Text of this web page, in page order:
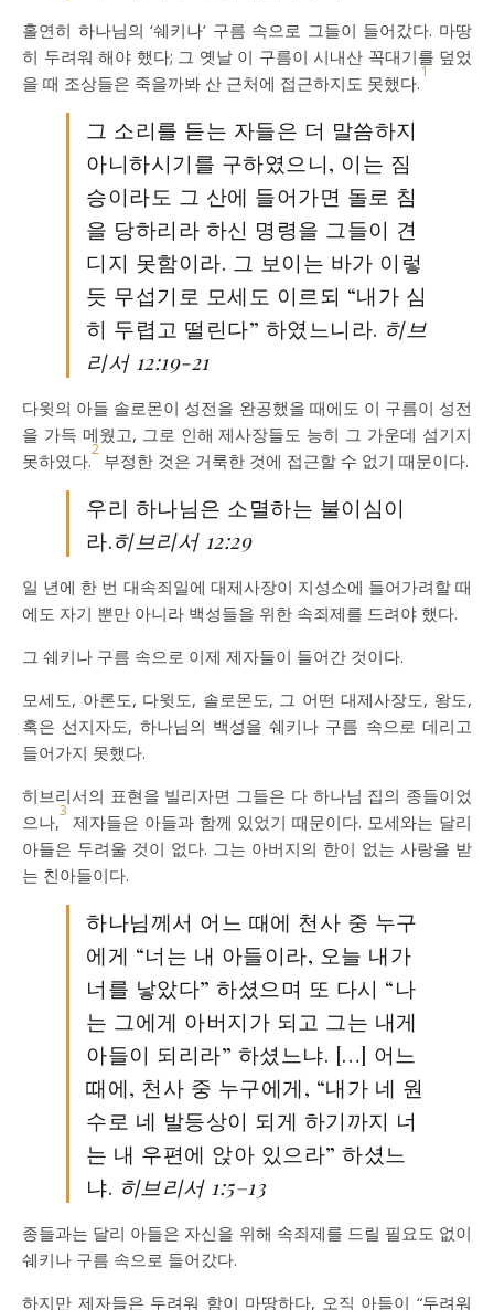
홀연히 하나님의 ‘쉐키나’ 구름 속으로 그들이 들어갔다. 마땅
히 두려워 해야 했다; 그 옛날 이 구름이 시내산 꼭대기를 덮었
을 때 조상들은 죽을까봐 산 근처에 접근하지도 못했다.
1
그 소리를 듣는 자들은 더 말씀하지
아니하시기를 구하였으니, 이는 짐
승이라도 그 산에 들어가면 돌로 침
을 당하리라 하신 명령을 그들이 견
디지 못함이라. 그 보이는 바가 이렇
듯 무섭기로 모세도 이르되 “내가 심
히 두렵고 떨린다” 하였느니라. 히브
리서 12:19-21
다윗의 아들 솔로몬이 성전을 완공했을 때에도 이 구름이 성전
을 가득 메웠고, 그로 인해 제사장들도 능히 그 가운데 섬기지
못하였다.
2
부정한 것은 거룩한 것에 접근할 수 없기 때문이다.
우리 하나님은 소멸하는 불이심이
라.히브리서 12:29
일 년에 한 번 대속죄일에 대제사장이 지성소에 들어가려할 때
에도 자기 뿐만 아니라 백성들을 위한 속죄제를 드려야 했다.
그 쉐키나 구름 속으로 이제 제자들이 들어간 것이다.
모세도, 아론도, 다윗도, 솔로몬도, 그 어떤 대제사장도, 왕도,
혹은 선지자도, 하나님의 백성을 쉐키나 구름 속으로 데리고
들어가지 못했다.
히브리서의 표현을 빌리자면 그들은 다 하나님 집의 종들이었
으나,
3
제자들은 아들과 함께 있었기 때문이다. 모세와는 달리
아들은 두려울 것이 없다. 그는 아버지의 한이 없는 사랑을 받
는 친아들이다.
하나님께서 어느 때에 천사 중 누구
에게 “너는 내 아들이라, 오늘 내가
너를 낳았다” 하셨으며 또 다시 “나
는 그에게 아버지가 되고 그는 내게
아들이 되리라” 하셨느냐. […] 어느
때에, 천사 중 누구에게, “내가 네 원
수로 네 발등상이 되게 하기까지 너
는 내 우편에 앉아 있으라” 하셨느
냐. 히브리서 1:5–13
종들과는 달리 아들은 자신을 위해 속죄제를 드릴 필요도 없이
쉐키나 구름 속으로 들어갔다.
하지만 제자들은 두려워 함이 마땅하다, 오직 아들이 “두려워